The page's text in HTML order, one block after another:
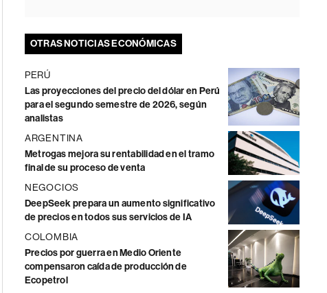
OTRAS NOTICIAS ECONÓMICAS
PERÚ
Las proyecciones del precio del dólar en Perú
para el segundo semestre de 2026, según
analistas
ARGENTINA
Metrogas mejora su rentabilidad en el tramo
final de su proceso de venta
NEGOCIOS
DeepSeek prepara un aumento significativo
de precios en todos sus servicios de IA
COLOMBIA
Precios por guerra en Medio Oriente
compensaron caída de producción de
Ecopetrol